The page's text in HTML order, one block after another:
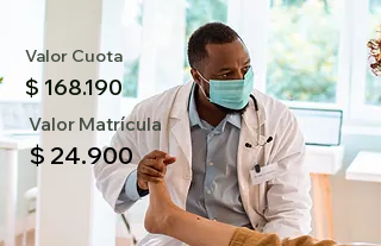
Valor Cuota
$ 168.190
Valor Matrícula
$ 24.900